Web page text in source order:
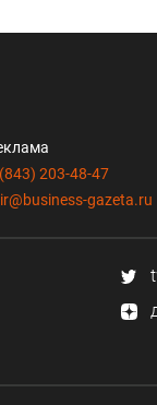
203-48-47
gazeta.ru